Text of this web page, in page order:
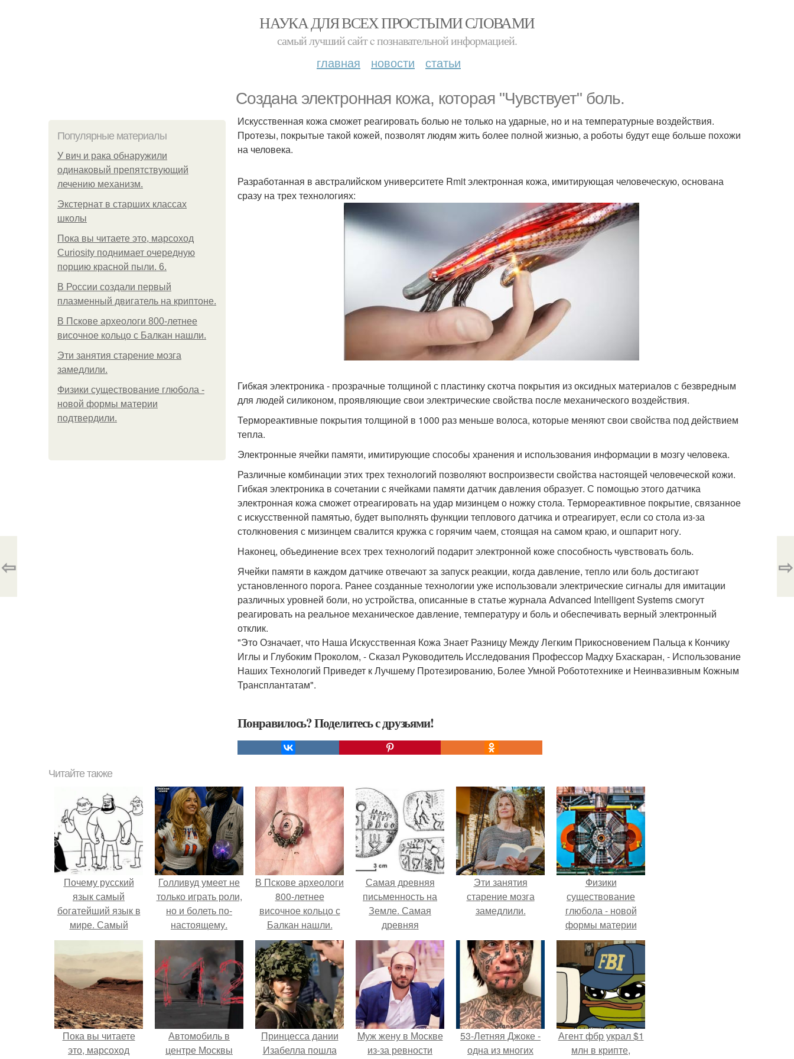
НАУКА ДЛЯ ВСЕХ ПРОСТЫМИ СЛОВАМИ
самый лучший сайт c познавательной информацией.
главная новости статьи
Создана электронная кожа, которая "Чувствует" боль.
Популярные материалы
У вич и рака обнаружили
одинаковый препятствующий
лечению механизм.
Экстернат в старших классах
школы
Пока вы читаете это, марсоход
Curiosity поднимает очередную
порцию красной пыли. 6.
В России создали первый
плазменный двигатель на криптоне.
В Пскове археологи 800-летнее
височное кольцо с Балкан нашли.
Эти занятия старение мозга
замедлили.
Физики существование глюбола -
новой формы материи
подтвердили.
Искусственная кожа сможет реагировать болью не только на ударные, но и на температурные воздействия.
Протезы, покрытые такой кожей, позволят людям жить более полной жизнью, а роботы будут еще больше похожи
на человека.
Разработанная в австралийском университете Rmit электронная кожа, имитирующая человеческую, основана
сразу на трех технологиях:
Гибкая электроника - прозрачные толщиной с пластинку скотча покрытия из оксидных материалов с безвредным
для людей силиконом, проявляющие свои электрические свойства после механического воздействия.
Термореактивные покрытия толщиной в 1000 раз меньше волоса, которые меняют свои свойства под действием
тепла.
Электронные ячейки памяти, имитирующие способы хранения и использования информации в мозгу человека.
Различные комбинации этих трех технологий позволяют воспроизвести свойства настоящей человеческой кожи.
Гибкая электроника в сочетании с ячейками памяти датчик давления образует. С помощью этого датчика
электронная кожа сможет отреагировать на удар мизинцем о ножку стола. Термореактивное покрытие, связанное
с искусственной памятью, будет выполнять функции теплового датчика и отреагирует, если со стола из-за
столкновения с мизинцем свалится кружка с горячим чаем, стоящая на самом краю, и ошпарит ногу.
Наконец, объединение всех трех технологий подарит электронной коже способность чувствовать боль.
Ячейки памяти в каждом датчике отвечают за запуск реакции, когда давление, тепло или боль достигают
установленного порога. Ранее созданные технологии уже использовали электрические сигналы для имитации
различных уровней боли, но устройства, описанные в статье журнала Advanced Intelligent Systems смогут
реагировать на реальное механическое давление, температуру и боль и обеспечивать верный электронный
отклик.
"Это Означает, что Наша Искусственная Кожа Знает Разницу Между Легким Прикосновением Пальца к Кончику
Иглы и Глубоким Проколом, - Сказал Руководитель Исследования Профессор Мадху Бхаскаран, - Использование
Наших Технологий Приведет к Лучшему Протезированию, Более Умной Робототехнике и Неинвазивным Кожным
Трансплантатам".
Понравилось? Поделитесь с друзьями!
⇦ ⇨
Читайте также
Почему русский
язык самый
богатейший язык в
мире. Самый
лучший и самый
богатый язык в
мире.
Голливуд умеет не
только играть роли,
но и болеть по-
настоящему.
В Пскове археологи
800-летнее
височное кольцо с
Балкан нашли.
Самая древняя
письменность на
Земле. Самая
древняя
письменность.
Эти занятия
старение мозга
замедлили.
Физики
существование
глюбола - новой
формы материи
подтвердили.
Пока вы читаете
это, марсоход
Автомобиль в
центре Москвы
Принцесса дании
Изабелла пошла
Mуж жену в Москве
из-за ревности
53-Летняя Джоке -
одна из многих
Агент фбр украл $1
млн в крипте,